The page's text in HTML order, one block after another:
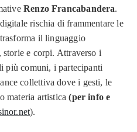
Renzo Francabandera.
rischia di frammentare le
il linguaggio
e corpi. Attraverso i
più comuni, i partecipanti
collettiva dove i gesti, le
materia artistica(per info e
).